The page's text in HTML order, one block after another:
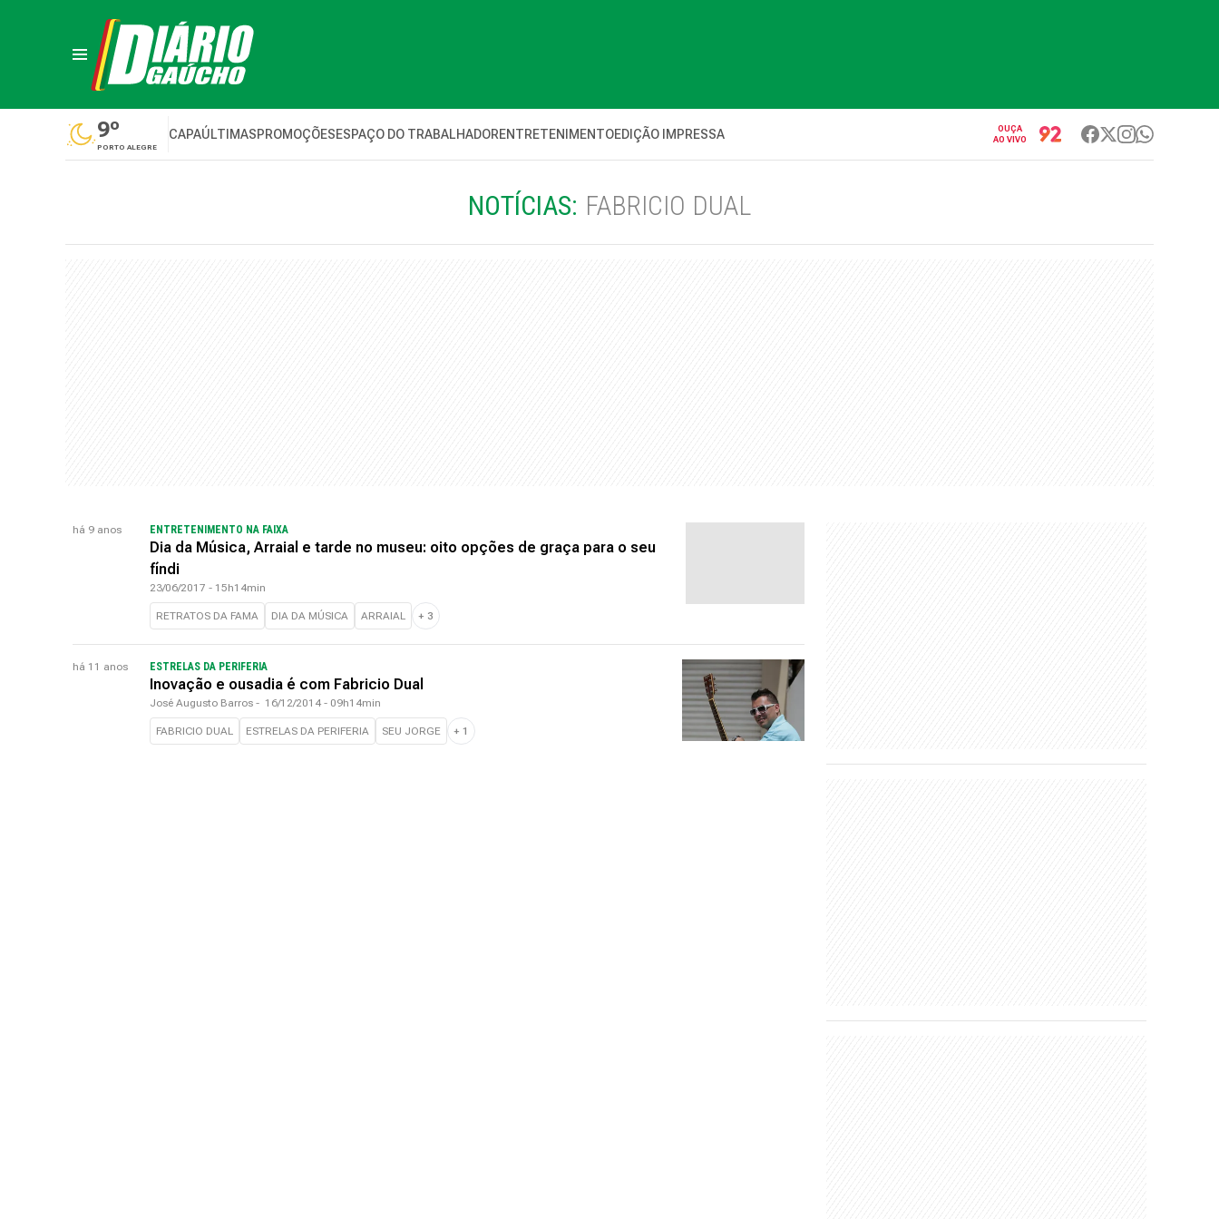
9º
PORTO ALEGRE
CAPAÚLTIMASPROMOÇÕESESPAÇO DO TRABALHADORENTRETENIMENTOEDIÇÃO IMPRESSA
OUÇA
AO VIVO
NOTÍCIAS: FABRICIO DUAL
há 9 anos ENTRETENIMENTO NA FAIXA
Dia da Música, Arraial e tarde no museu: oito opções de graça para o seu
fíndi
23/06/2017 - 15h14min
RETRATOS DA FAMA DIA DA MÚSICA ARRAIAL + 3
há 11 anos ESTRELAS DA PERIFERIA
Inovação e ousadia é com Fabricio Dual
José Augusto Barros - 16/12/2014 - 09h14min
FABRICIO DUAL ESTRELAS DA PERIFERIA SEU JORGE + 1